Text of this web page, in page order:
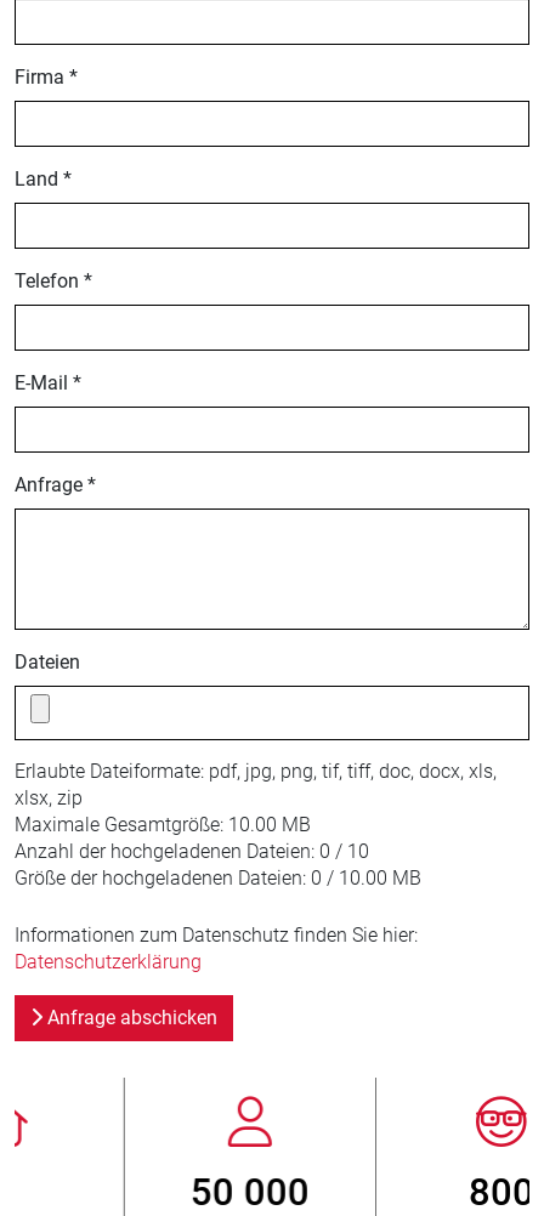
Firma *
Land *
Telefon *
E-Mail *
Anfrage *
Dateien
Erlaubte Dateiformate: pdf, jpg, png, tif, tiff, doc, docx, xls,
xlsx, zip
Maximale Gesamtgröße: 10.00 MB
Anzahl der hochgeladenen Dateien: 0 / 10
Größe der hochgeladenen Dateien: 0 / 10.00 MB
Informationen zum Datenschutz finden Sie hier:
Datenschutzerklärung
Anfrage abschicken
> 3 500 000